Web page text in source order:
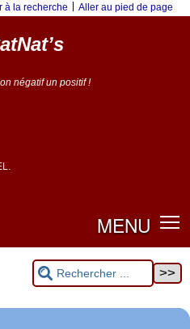
à la recherche Aller au pied de page
négatif un positif !
MENU